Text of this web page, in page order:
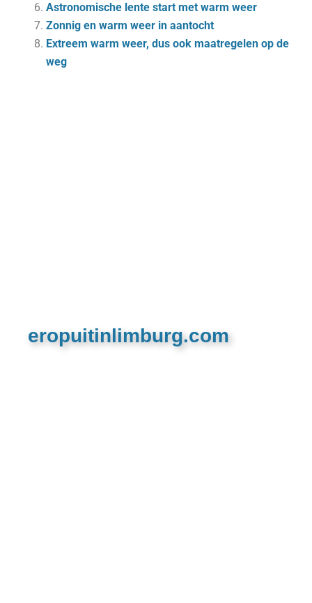
Astronomische lente start met warm weer
Zonnig en warm weer in aantocht
Extreem warm weer, dus ook maatregelen op de
weg
eropuitinlimburg.com